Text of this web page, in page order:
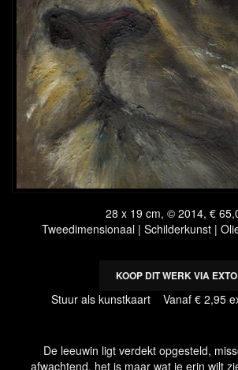
28 x 19 cm, © 2014, €
Tweedimensionaal | Schilderkunst |
KOOP DIT WERK VIA EXTO
Stuur als kunstkaart Vanaf € 2,95
De leeuwin ligt verdekt opgesteld,
afwachtend, het is maar wat je erin wilt